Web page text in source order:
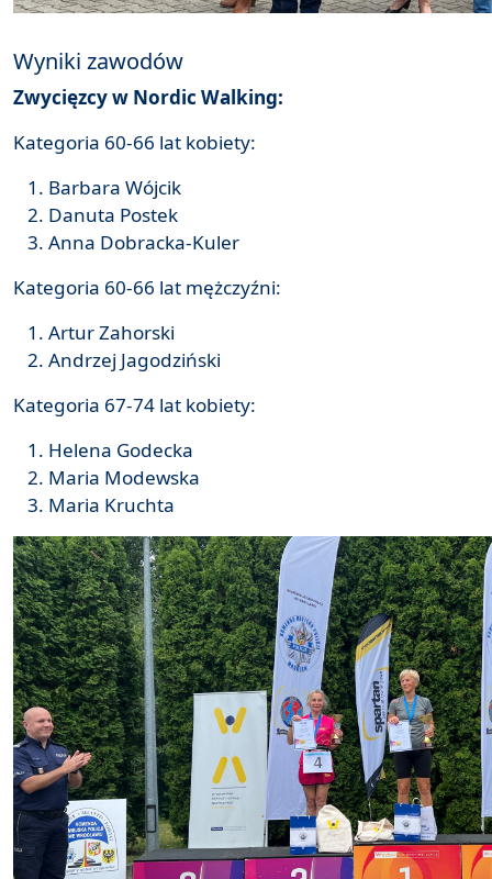
Wyniki zawodów
Zwycięzcy w Nordic Walking:
Kategoria 60-66 lat kobiety:
Barbara Wójcik
Danuta Postek
Anna Dobracka-Kuler
Kategoria 60-66 lat mężczyźni:
Artur Zahorski
Andrzej Jagodziński
Kategoria 67-74 lat kobiety:
Helena Godecka
Maria Modewska
Maria Kruchta